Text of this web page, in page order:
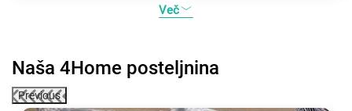
Več
Naša 4Home posteljnina
Previous